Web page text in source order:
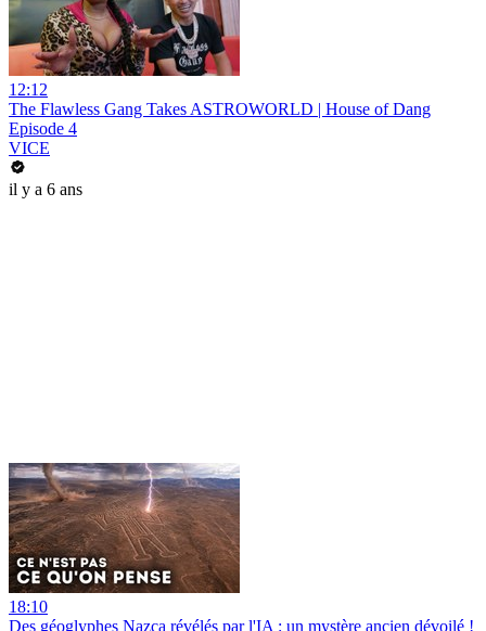
12:12
The Flawless Gang Takes ASTROWORLD | House of Dang
Episode 4
VICE
il y a 6 ans
18:10
Des géoglyphes Nazca révélés par l'IA : un mystère ancien dévoilé !